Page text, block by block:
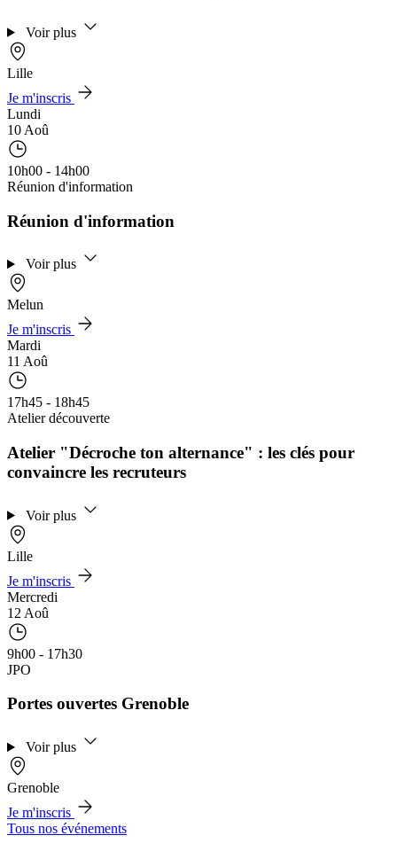
Voir plus
Lille
Je m'inscris
Lundi
10 Aoû
10h00 - 14h00
Réunion d'information
Réunion d'information
Voir plus
Melun
Je m'inscris
Mardi
11 Aoû
17h45 - 18h45
Atelier découverte
Atelier "Décroche ton alternance" : les clés pour
convaincre les recruteurs
Voir plus
Lille
Je m'inscris
Mercredi
12 Aoû
9h00 - 17h30
JPO
Portes ouvertes Grenoble
Voir plus
Grenoble
Je m'inscris
Tous nos événements